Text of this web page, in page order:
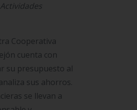
Actividades
Cooperativa
cuenta con
su presupuesto al
sus ahorros.
se llevan a